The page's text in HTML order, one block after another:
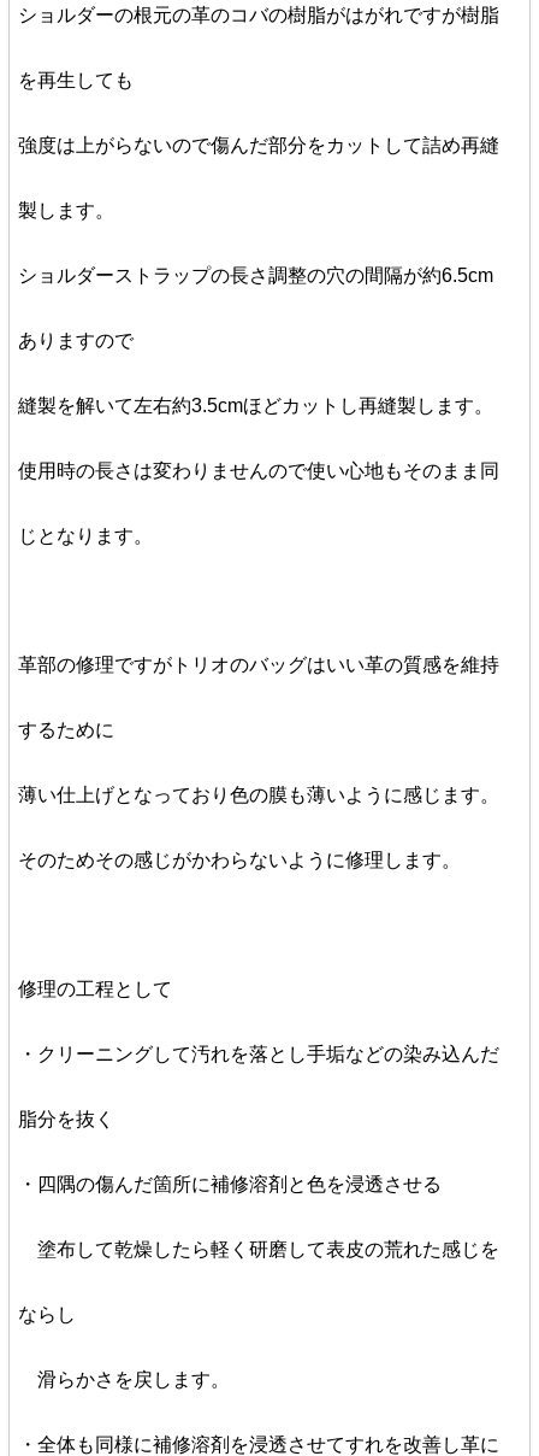
ショルダーの根元の革のコバの樹脂がはがれですが樹脂
を再生しても
強度は上がらないので傷んだ部分をカットして詰め再縫
製します。
ショルダーストラップの長さ調整の穴の間隔が約6.5cm
ありますので
縫製を解いて左右約3.5cmほどカットし再縫製します。
使用時の長さは変わりませんので使い心地もそのまま同
じとなります。
革部の修理ですがトリオのバッグはいい革の質感を維持
するために
薄い仕上げとなっており色の膜も薄いように感じます。
そのためその感じがかわらないように修理します。
修理の工程として
・クリーニングして汚れを落とし手垢などの染み込んだ
脂分を抜く
・四隅の傷んだ箇所に補修溶剤と色を浸透させる
塗布して乾燥したら軽く研磨して表皮の荒れた感じを
ならし
滑らかさを戻します。
・全体も同様に補修溶剤を浸透させてすれを改善し革に